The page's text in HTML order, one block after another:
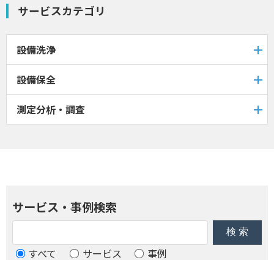
サービスカテゴリ
設備洗浄
設備保全
測定分析・調査
サービス・事例検索
すべて サービス 事例